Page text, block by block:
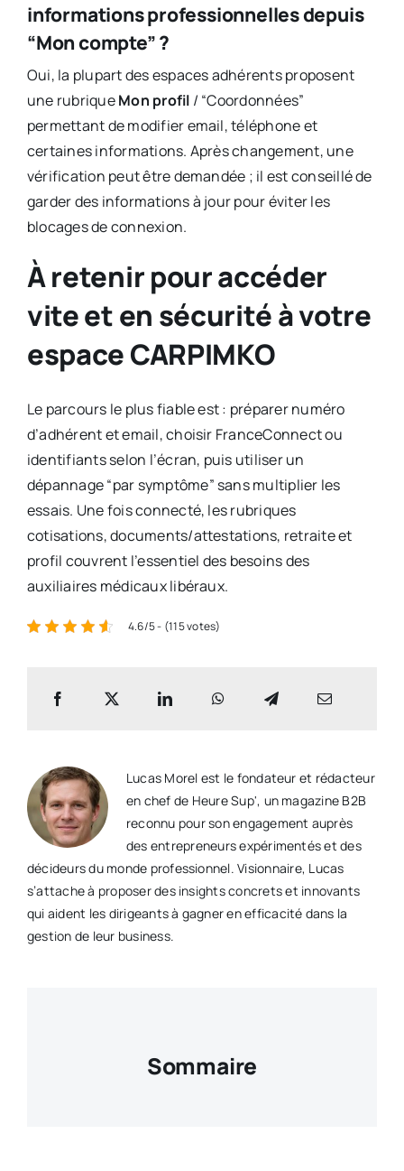
informations professionnelles depuis
“Mon compte” ?
Oui, la plupart des espaces adhérents proposent
une rubriqueMon profil / “Coordonnées”
permettant de modifier email, téléphone et
certaines informations. Après changement, une
vérification peut être demandée ; il est conseillé de
garder des informations à jour pour éviter les
blocages de connexion.
À retenir pour accéder
vite et en sécurité à votre
espace CARPIMKO
Le parcours le plus fiable est : préparer numéro
d’adhérent et email, choisir FranceConnect ou
identifiants selon l’écran, puis utiliser un
dépannage “par symptôme” sans multiplier les
essais. Une fois connecté, les rubriques
cotisations, documents/attestations, retraite et
profil couvrent l’essentiel des besoins des
auxiliaires médicaux libéraux.
4.6/5 - (115 votes)
Lucas Morel est le fondateur et rédacteur
en chef de Heure Sup', un magazine B2B
reconnu pour son engagement auprès
des entrepreneurs expérimentés et des
décideurs du monde professionnel. Visionnaire, Lucas
s’attache à proposer des insights concrets et innovants
qui aident les dirigeants à gagner en efficacité dans la
gestion de leur business.
Sommaire